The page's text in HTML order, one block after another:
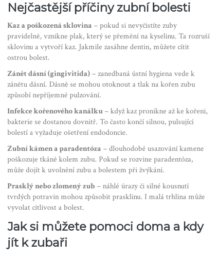
Nejčastější příčiny zubní bolesti
Kaz a poškozená sklovina – pokud si nevyčistíte zuby
pravidelně, vznikne plak, který se přemění na kyselinu. Ta rozruší
sklovinu a vytvoří kaz. Jakmile zasáhne dentin, můžete cítit
ostrou bolest.
Zánět dásní (gingivitida)– zanedbaná ústní hygiena vede k
zánětu dásní. Dásně se mohou otoknout a tlak na kořen zubu
způsobí nepříjemné pulzování.
Infekce kořenového kanálku– když kaz pronikne až ke kořeni,
bakterie se dostanou dovnitř. To často končí silnou, pulsující
bolestí a vyžaduje ošetření endodoncie.
Zubní kámen a paradentóza – dlouhodobé usazování kamene
poškozuje tkáně kolem zubu. Pokud se rozvine paradentóza,
může dojít k uvolnění zubu a bolestem při žvýkání.
Prasklý nebo zlomený zub– náhlé úrazy či silné kousnutí
tvrdých potravin mohou způsobit prasklinu. I malá trhlina může
vyvolat citlivost a bolest.
Jak si můžete pomoci doma a kdy
jít k zubaři